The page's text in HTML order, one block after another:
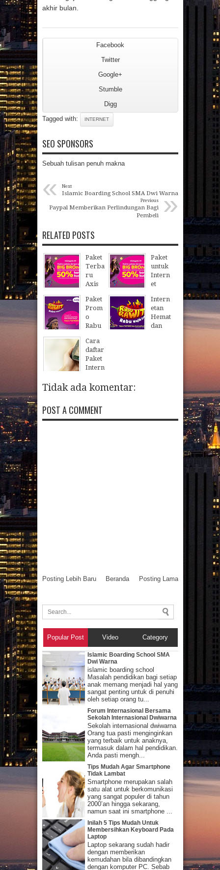
akhir bulan.
Facebook
Twitter
Google+
Stumble
Digg
Tagged with:
INTERNET
SEO SPONSORS
Sebuah tulisan penuh makna
« Next
Islamic Boarding School SMA Dwi Warna
»
Previous
Paypal Memberikan Perlindungan Bagi
Pembeli
RELATED POSTS
Paket
Terba
ru
Axis
der
Intern
et
Mura
h
2018
Paket
untuk
Intern
et
h di
AXIS
22 Apr 2018
Paket
Prom
o
Rabu
Dari
Axis
2018
Intern
etan
Hemat
dan
Cara
daftar
Paket
Intern
Smart
24 Jan 2018
Tidak ada komentar:
POST A COMMENT
Posting Lebih Baru Posting Lama
Beranda
Popular Post Video Category
Islamic Boarding School SMA
Dwi Warna
islamic boarding school
Masalah pendidikan bagi setiap
anak memang menjadi hal yang
sangat penting untuk di penuhi
oleh setiap orang tu...
Forum Internasional Bersama
Sekolah Internasional Dwiwarna
Sekolah internasional dwiwarna
Orang tua pasti menginginkan
yang terbaik untuk anaknya,
termasuk dalam hal pendidikan.
Anda pasti mengh...
Tips Mudah Agar Smartphone
Tidak Lambat
Smartphone merupakan salah
satu alat untuk berkomunikasi
yang sangat populer di tahun
2000’an hingga sekarang,
namun saat ini smartphone ...
Inilah 5 Tips Mudah Untuk
Membersihkan Keyboard Pada
Laptop
Laptop sekarang sudah hadir
dengan memberikan
kemudahan bila dibandingkan
dengan komputer PC. Sebab